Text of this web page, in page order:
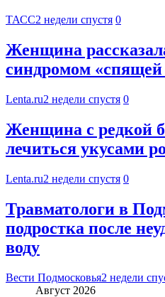
ТАСС2 недели спустя 0
Женщина
синдромом
Lenta.ru2 недели спустя 0
Женщина с редкой
лечиться укусами
Lenta.ru2 недели спустя 0
Травматологи в
подростка после
воду
Вести Подмосковья2 недели
Август 2026